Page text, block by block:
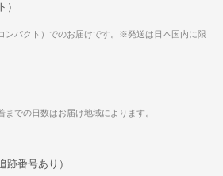
ンパクト）でのお届けです。※発送は日本国内に限
までの日数はお届け地域によります。
跡番号あり）